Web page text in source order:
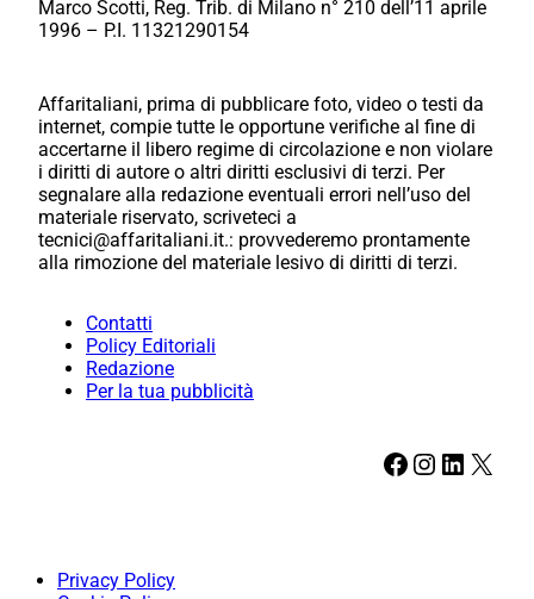
Marco Scotti, Reg. Trib. di Milano n° 210 dell’11 aprile
1996 – P.I. 11321290154
Affaritaliani, prima di pubblicare foto, video o testi da
internet, compie tutte le opportune verifiche al fine di
accertarne il libero regime di circolazione e non violare
i diritti di autore o altri diritti esclusivi di terzi. Per
segnalare alla redazione eventuali errori nell’uso del
materiale riservato, scriveteci a
tecnici@affaritaliani.it.: provvederemo prontamente
alla rimozione del materiale lesivo di diritti di terzi.
Contatti
Policy Editoriali
Redazione
Per la tua pubblicità
Facebook Instagram LinkedIn X
Privacy Policy